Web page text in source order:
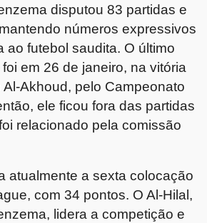
disputou 83 partidas e
números expressivos
ao futebol saudita. O último
em 26 de janeiro, na vitória
Akhoud, pelo Campeonato
ele ficou fora das partidas
relacionado pela comissão
atualmente a sexta colocação
com 34 pontos. O Al-Hilal,
lidera a competição e